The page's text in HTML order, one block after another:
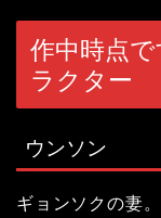
作中時点
ラクター
ウンソン
ギョンソクの妻